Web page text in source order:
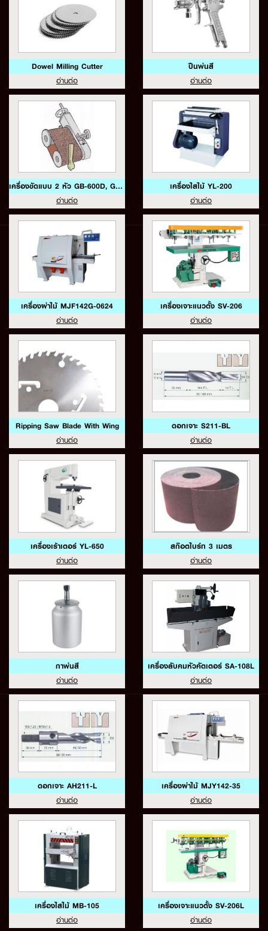
Dowel Milling Cutter
อ่านต่อ
ปืนพ่นสี
อ่านต่อ
เครื่องขัดแบบ 2 หัว GB-600D, GB-600DS
อ่านต่อ
เครื่องไสไม้ YL-200
อ่านต่อ
เครื่องผ่าไม้ MJF142G-0624
อ่านต่อ
เครื่องเจาะแนวตั้ง SV-206
อ่านต่อ
Ripping Saw Blade With Wing
อ่านต่อ
ดอกเจาะ S211-BL
อ่านต่อ
เครื่องเร้าเตอร์ YL-650
อ่านต่อ
สก๊อตไบร์ท 3 เมตร
อ่านต่อ
กาพ่นสี
อ่านต่อ
เครื่องลับคมหัวคัตเตอร์ SA-108L
อ่านต่อ
ดอกเจาะ AH211-L
อ่านต่อ
เครื่องผ่าไม้ MJY142-35
อ่านต่อ
เครื่องไสไม้ MB-105
อ่านต่อ
เครื่องเจาะแนวตั้ง SV-206L
อ่านต่อ